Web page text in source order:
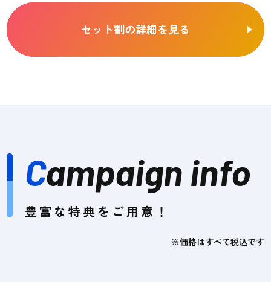
セット割の詳細を見る
Campaign info
豊富な特典をご用意！
※価格はすべて税込です